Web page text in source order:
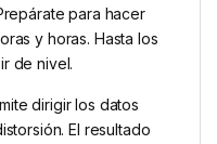
para hacer
y horas. Hasta los
de nivel.
dirigir los datos
El resultado